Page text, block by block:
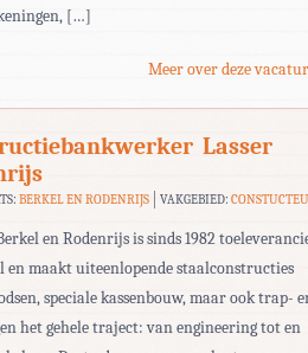
[…]
Meer over deze
 Lasser
BERKEL EN RODENRIJS VAKGEBIED:
en Rodenrijs is sinds 1982
en maakt uiteenlopende staalconstructies
speciale kassenbouw, maar ook trap-
het gehele traject: van engineering tot en